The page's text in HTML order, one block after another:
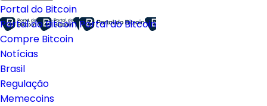
Portal do Bitcoin
Portal do BitcoinPortal do Bitcoin
Compre Bitcoin
Notícias
Brasil
Regulação
Memecoins